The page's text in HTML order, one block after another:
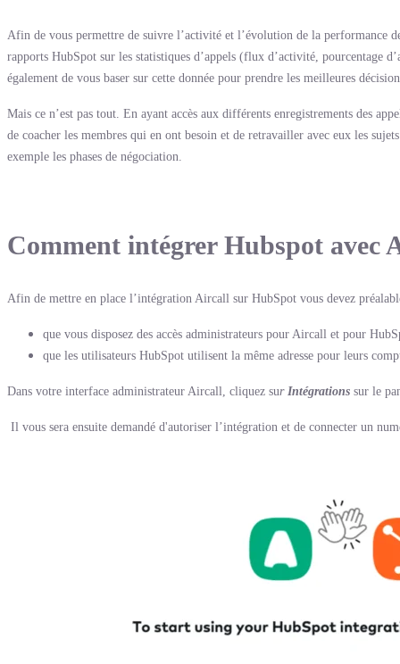
Afin de vous permettre de suivre l’activité et l’évolution de la performance
rapports HubSpot sur les statistiques d’appels (flux d’activité, pourcentage
également de vous baser sur cette donnée pour prendre les meilleures
Mais ce n’est pas tout. En ayant accès aux différents enregistrements des
de coacher les membres qui en ont besoin et de retravailler avec eux les
exemple les phases de négociation.
Comment intégrer Hubspot avec
Afin de mettre en place l’intégration Aircall sur HubSpot vous devez
que vous disposez des accès administrateurs pour Aircall et pour
que les utilisateurs HubSpot utilisent la même adresse pour leurs
Dans votre interface administrateur Aircall, cliquez sur Intégrations sur le
Il vous sera ensuite demandé d'autoriser l’intégration et de connecter un